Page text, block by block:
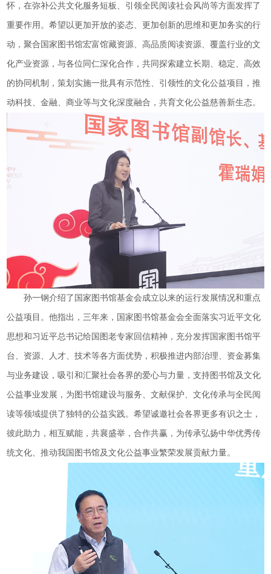
怀，在弥补公共文化服务短板、引领全民阅读社会风尚等方面发挥了
重要作用。希望以更加开放的姿态、更加创新的思维和更加务实的行
动，聚合国家图书馆宏富馆藏资源、高品质阅读资源、覆盖行业的文
化产业资源，与各位同仁深化合作，共同探索建立长期、稳定、高效
的协同机制，策划实施一批具有示范性、引领性的文化公益项目，推
动科技、金融、商业等与文化深度融合，共育文化公益慈善新生态。
孙一钢介绍了国家图书馆基金会成立以来的运行发展情况和重点
公益项目。他指出，三年来，国家图书馆基金会全面落实习近平文化
思想和习近平总书记给国图老专家回信精神，充分发挥国家图书馆平
台、资源、人才、技术等各方面优势，积极推进内部治理、资金募集
与业务建设，吸引和汇聚社会各界的爱心与力量，支持图书馆及文化
公益事业发展，为图书馆建设与服务、文献保护、文化传承与全民阅
读等领域提供了独特的公益实践。希望诚邀社会各界更多有识之士，
彼此助力，相互赋能，共襄盛举，合作共赢，为传承弘扬中华优秀传
统文化、推动我国图书馆及文化公益事业繁荣发展贡献力量。